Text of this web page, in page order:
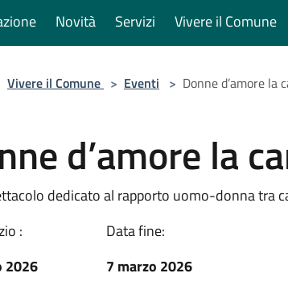
Novità Servizi Vivere il Comune
Vivere il Comune > Eventi > Donne d’amore la
d’amore la
dedicato al rapporto uomo-donna tra
:
2026
Data fine:
7 marzo 2026